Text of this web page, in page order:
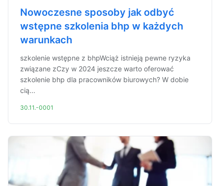
Nowoczesne sposoby jak odbyć
wstępne szkolenia bhp w każdych
warunkach
szkolenie wstępne z bhpWciąż istnieją pewne ryzyka
związane zCzy w 2024 jeszcze warto oferować
szkolenie bhp dla pracowników biurowych? W dobie
cią...
30.11.-0001